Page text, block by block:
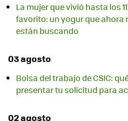
La mujer que vivió hasta los
favorito: un yogur que ahora
están buscando
03 agosto
Bolsa del trabajo de CSIC:
presentar tu solicitud para
02 agosto